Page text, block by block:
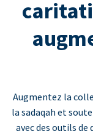
Augmentez la
la sadaqah et
avec des outils